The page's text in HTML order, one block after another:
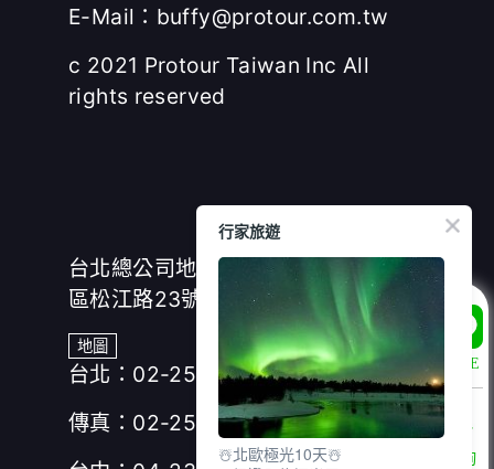
E-Mail：buffy@protour.com.tw
c 2021 Protour Taiwan Inc All
rights reserved
台北總公司地址：(104)台北市中山
區松江路23號7樓、8樓
地圖
台北：02-25166630
傳真：02-25019918
LINE
諮詢
行家旅遊
☃️北歐極光10天☃️